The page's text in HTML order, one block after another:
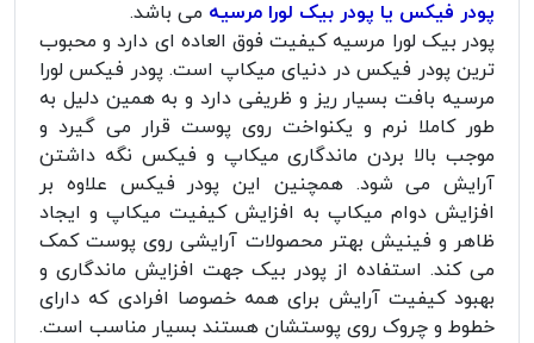
پودر فیکس یا پودر بیک لورا مرسیه می باشد.
پودر بیک لورا مرسیه کیفیت فوق العاده ای دارد و محبوب
ترین پودر فیکس در دنیای میکاپ است. پودر فیکس لورا
مرسیه بافت بسیار ریز و ظریفی دارد و به همین دلیل به
طور کاملا نرم و یکنواخت روی پوست قرار می گیرد و
موجب بالا بردن ماندگاری میکاپ و فیکس نگه داشتن
آرایش می شود. همچنین این پودر فیکس علاوه بر
افزایش دوام میکاپ به افزایش کیفیت میکاپ و ایجاد
ظاهر و فینیش بهتر محصولات آرایشی روی پوست کمک
می کند. استفاده از پودر بیک جهت افزایش ماندگاری و
بهبود کیفیت آرایش برای همه خصوصا افرادی که دارای
خطوط و چروک روی پوستشان هستند بسیار مناسب است.